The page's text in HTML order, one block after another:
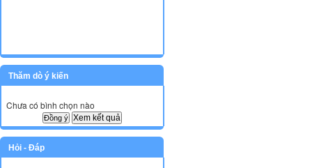
Thăm dò ý kiến
Chưa có bình chọn nào
Xem kết quả
Hỏi - Đáp